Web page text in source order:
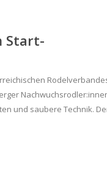
Start-
und saubere Technik.